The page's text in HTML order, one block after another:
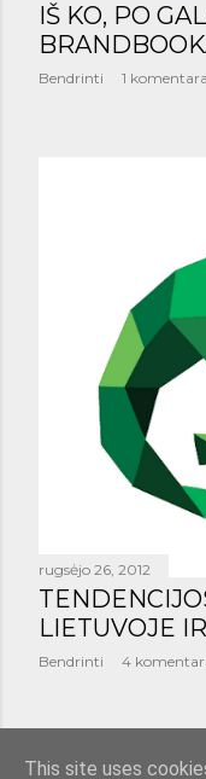
IŠ KO, PO
Bendrinti 1
rugsėjo 26, 2012
LIETUVOJE
Bendrinti 4
This site uses